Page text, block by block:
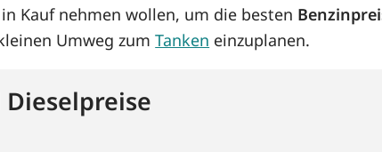
Kauf nehmen wollen, um die besten
Umweg zumTanken einzuplanen.